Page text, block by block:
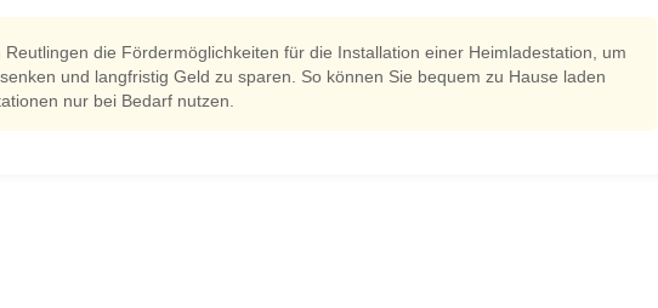
Reutlingen die Fördermöglichkeiten für die Installation einer Heimladestation, um
und langfristig Geld zu sparen. So können Sie bequem zu Hause laden
nur bei Bedarf nutzen.